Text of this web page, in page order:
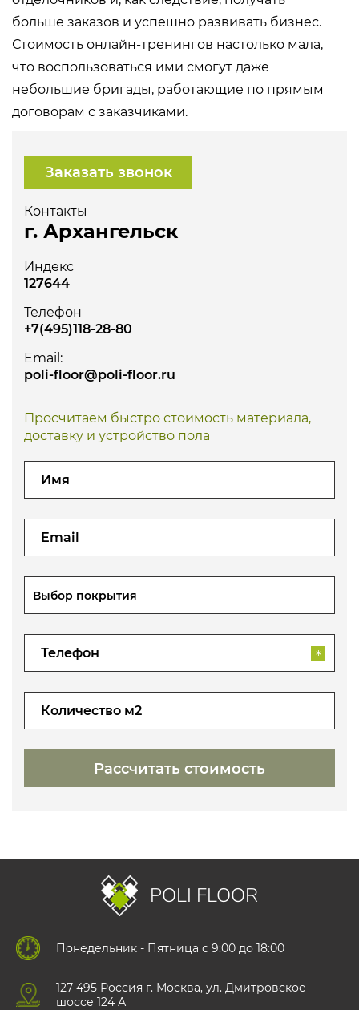
больше заказов и успешно развивать бизнес.
Стоимость онлайн-тренингов настолько мала,
что воспользоваться ими смогут даже
небольшие бригады, работающие по прямым
договорам с заказчиками.
Контакты
г. Архангельск
Заказать звонок
Индекс
127644
Телефон
+7(495)118-28-80
Email:
poli-floor@poli-floor.ru
Просчитаем быстро стоимость материала,
доставку и устройство пола
Выбор покрытия
*
POLI FLOOR
Понедельник - Пятница с 9:00 до 18:00
127 495 Роccия г. Москва, ул. Дмитровское
шоссе 124 А